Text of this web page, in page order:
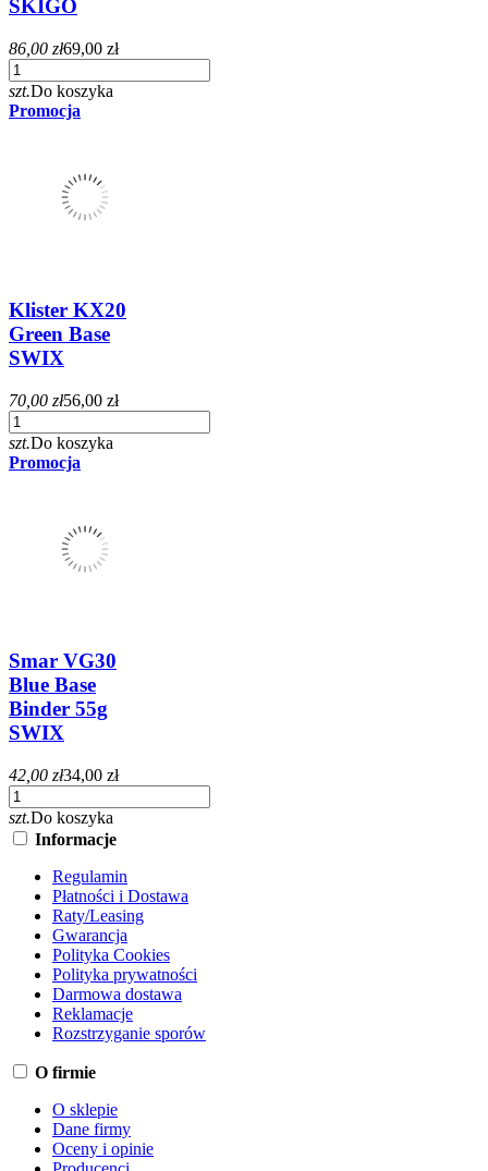
SKIGO
86,00 zł69,00 zł
szt.Do koszyka
Promocja
Klister KX20
Green Base
SWIX
70,00 zł56,00 zł
szt.Do koszyka
Promocja
Smar VG30
Blue Base
Binder 55g
SWIX
42,00 zł34,00 zł
szt.Do koszyka
Informacje
Regulamin
Płatności i Dostawa
Raty/Leasing
Gwarancja
Polityka Cookies
Polityka prywatności
Darmowa dostawa
Reklamacje
Rozstrzyganie sporów
O firmie
O sklepie
Dane firmy
Oceny i opinie